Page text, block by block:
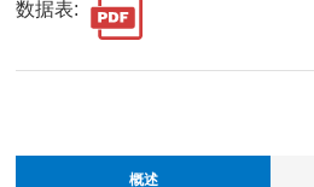
数据表:
概述